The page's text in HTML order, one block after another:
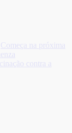
Começa na próxima
contra a